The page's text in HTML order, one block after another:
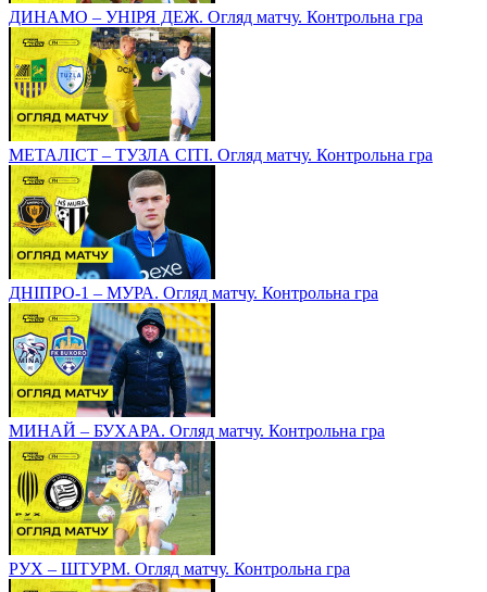
ДИНАМО – УНІРЯ ДЕЖ. Огляд матчу. Контрольна гра
МЕТАЛІСТ – ТУЗЛА СІТІ. Огляд матчу. Контрольна гра
ДНІПРО-1 – МУРА. Огляд матчу. Контрольна гра
МИНАЙ – БУХАРА. Огляд матчу. Контрольна гра
РУХ – ШТУРМ. Огляд матчу. Контрольна гра